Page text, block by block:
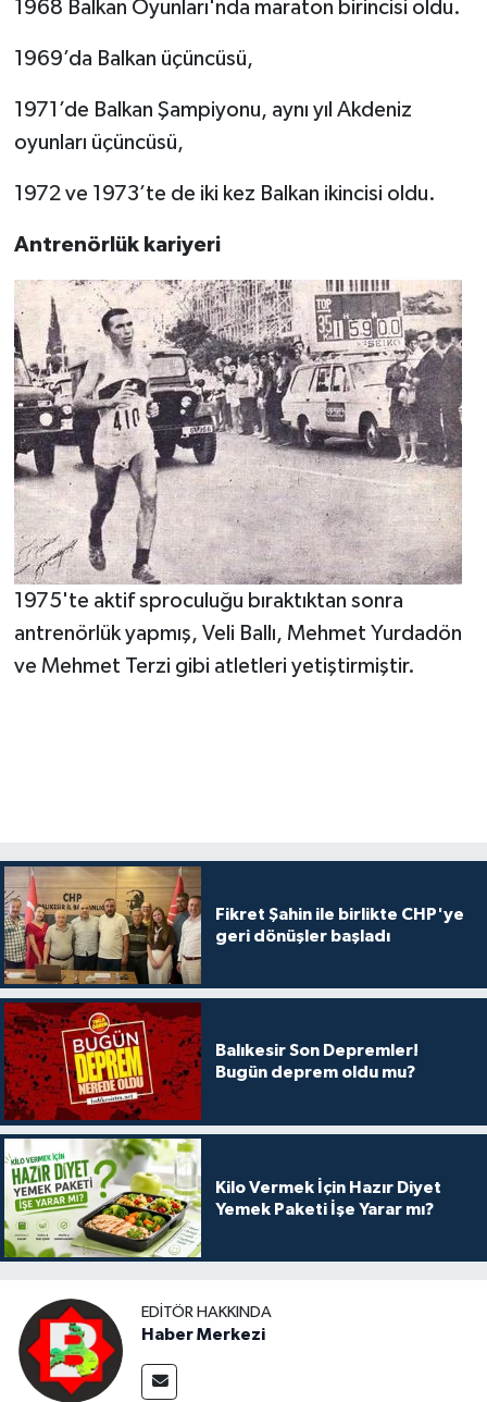
1968 Balkan Oyunları'nda maraton birincisi oldu.
1969’da Balkan üçüncüsü,
1971’de Balkan Şampiyonu, aynı yıl Akdeniz
oyunları üçüncüsü,
1972 ve 1973’te de iki kez Balkan ikincisi oldu.
Antrenörlük kariyeri
1975'te aktif sproculuğu bıraktıktan sonra
antrenörlük yapmış, Veli Ballı, Mehmet Yurdadön
ve Mehmet Terzi gibi atletleri yetiştirmiştir.
Fikret Şahin ile birlikte CHP'ye
geri dönüşler başladı
Balıkesir Son Depremler!
Bugün deprem oldu mu?
Kilo Vermek İçin Hazır Diyet
Yemek Paketi İşe Yarar mı?
EDITÖR HAKKINDA
Haber Merkezi